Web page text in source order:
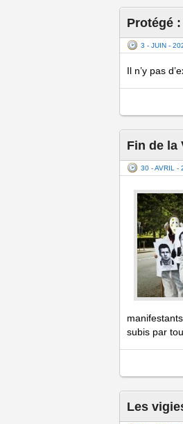
Protégé
3 - JUIN -
Il n’y pas
Fin de la
30 - AVRIL -
subis par
Les